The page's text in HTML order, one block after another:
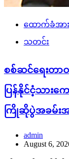
ထောက်ခံအား
သတင်း
စစ်ဆင်ရေးတာ
ပြန်နိုင်ငံ့သားက
ကြိုဆိုပွဲအခမ်းအ
admin
August 6,